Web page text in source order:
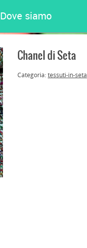
Dove siamo
Chanel di Seta
Categoria:tessuti-in-seta